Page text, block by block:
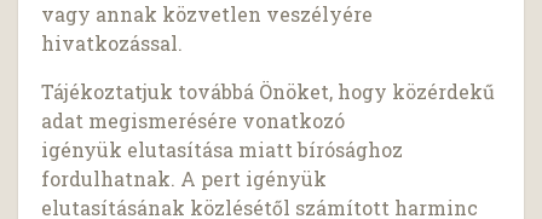
vagy annak közvetlen veszélyére
hivatkozással.
Tájékoztatjuk továbbá Önöket, hogy közérdekű
adat megismerésére vonatkozó
igényük elutasítása miatt bírósághoz
fordulhatnak. A pert igényük
elutasításának közlésétől számított harminc